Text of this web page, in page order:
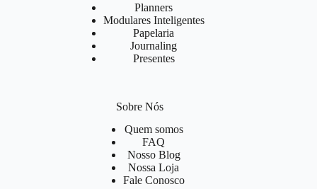
Planners
Modulares Inteligentes
Papelaria
Journaling
Presentes
Sobre Nós
Quem somos
FAQ
Nosso Blog
Nossa Loja
Fale Conosco